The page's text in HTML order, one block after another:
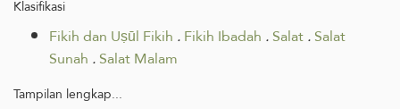
Klasifikasi
Fikih dan Uṣūl Fikih .Fikih Ibadah .Salat.Salat
Sunah .Salat Malam
Tampilan lengkap...